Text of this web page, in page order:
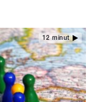
12 minut